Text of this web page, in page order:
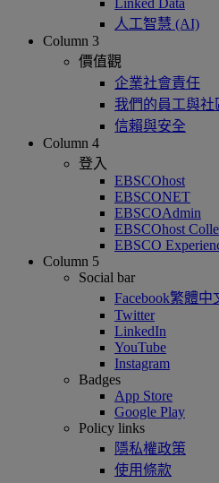
Linked Data
人工智慧 (AI)
Column 3
價值觀
企業社會責任
我們的員工與社
信賴與安全
Column 4
登入
EBSCOhost
EBSCONET
EBSCOAdmin
EBSCOhost
EBSCO
Column 5
Social bar
Facebook繁體中
Twitter
LinkedIn
YouTube
Instagram
Badges
App Store
Google Play
Policy links
隱私權政策
使用條款